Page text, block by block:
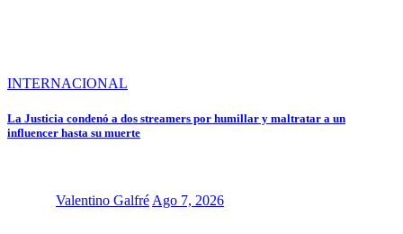
INTERNACIONAL
La Justicia condenó a dos streamers por humillar y maltratar a un
influencer hasta su muerte
Valentino GalfréAgo 7, 2026